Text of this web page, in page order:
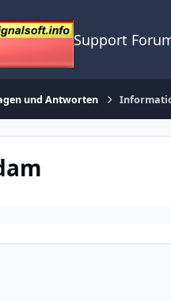
Support
und Antworten